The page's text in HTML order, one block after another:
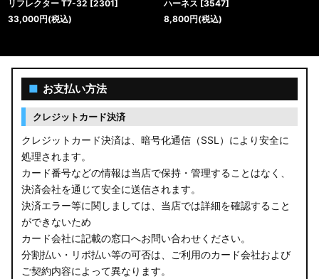
リフレクター T7-32 [2301]
33,000円(税込)
ハーネス [3547]
8,800円(税込)
■ お支払い方法
クレジットカード決済
クレジットカード決済は、暗号化通信（SSL）により安全に
処理されます。
カード番号などの情報は当店で保持・管理することはなく、
決済会社を通じて安全に送信されます。
決済エラー等に関しましては、当店では詳細を確認すること
ができないため
カード会社に記載の窓口へお問い合わせください。
分割払い・リボ払い等の可否は、ご利用のカード会社および
ご契約内容によって異なります。